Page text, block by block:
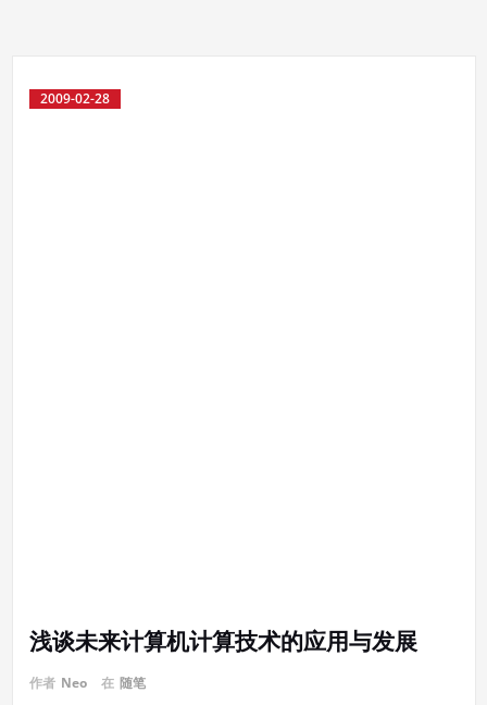
2009-02-28
浅谈未来计算机计算技术的应用与发展
作者 Neo 在 随笔